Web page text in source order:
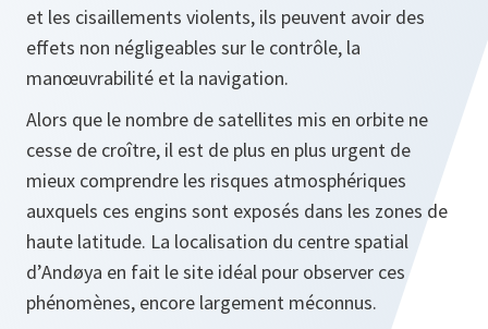
et les cisaillements violents, ils peuvent avoir des
effets non négligeables sur le contrôle, la
manœuvrabilité et la navigation.
Alors que le nombre de satellites mis en orbite ne
cesse de croître, il est de plus en plus urgent de
mieux comprendre les risques atmosphériques
auxquels ces engins sont exposés dans les zones de
haute latitude. La localisation du centre spatial
d’Andøya en fait le site idéal pour observer ces
phénomènes, encore largement méconnus.